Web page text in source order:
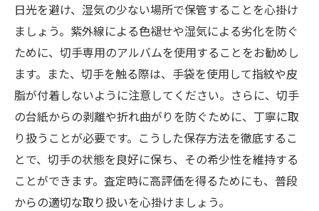
日光を避け、湿気の少ない場所で保管することを心掛け
ましょう。紫外線による色褪せや湿気による劣化を防ぐ
ために、切手専用のアルバムを使用することをお勧めし
ます。また、切手を触る際は、手袋を使用して指紋や皮
脂が付着しないように注意してください。さらに、切手
の台紙からの剥離や折れ曲がりを防ぐために、丁寧に取
り扱うことが必要です。こうした保存方法を徹底するこ
とで、切手の状態を良好に保ち、その希少性を維持する
ことができます。査定時に高評価を得るためにも、普段
からの適切な取り扱いを心掛けましょう。